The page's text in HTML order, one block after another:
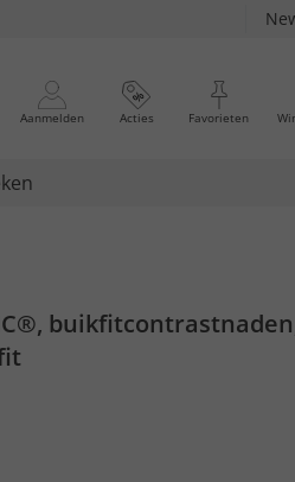
Aanmelden Acties Favorieten